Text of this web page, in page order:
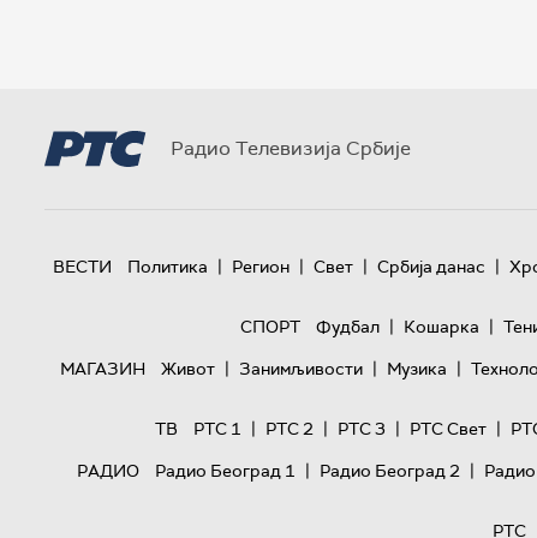
Радио Телевизија Србије
ВЕСТИ Политика | Регион | Свет | Србија данас |
СПОРТ
Фудбал | Кошарка |
МАГАЗИН
Живот | Занимљивости | Музика |
ТВ
РТС 1 | РТС 2 | РТС 3 | РТС Свет |
РАДИО
Радио Београд 1 | Радио Београд 2 |
РТС